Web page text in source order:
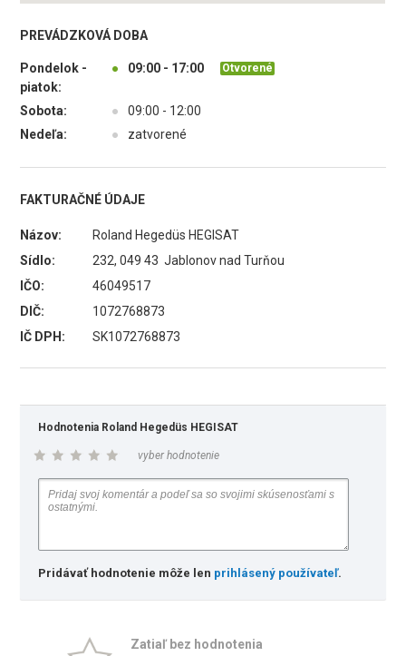
PREVÁDZKOVÁ DOBA
Pondelok -
piatok:
● 09:00 - 17:00 Otvorené
Sobota: ●
09:00 - 12:00
Nedeľa:
● zatvorené
FAKTURAČNÉ ÚDAJE
Názov:
Roland Hegedüs HEGISAT
Sídlo:
232, 049 43 Jablonov nad Turňou
IČO:
46049517
DIČ:
1072768873
IČ DPH:
SK1072768873
Hodnotenia Roland Hegedüs HEGISAT
vyber hodnotenie
Pridávať hodnotenie môže len prihlásený používateľ.
Zatiaľ bez hodnotenia